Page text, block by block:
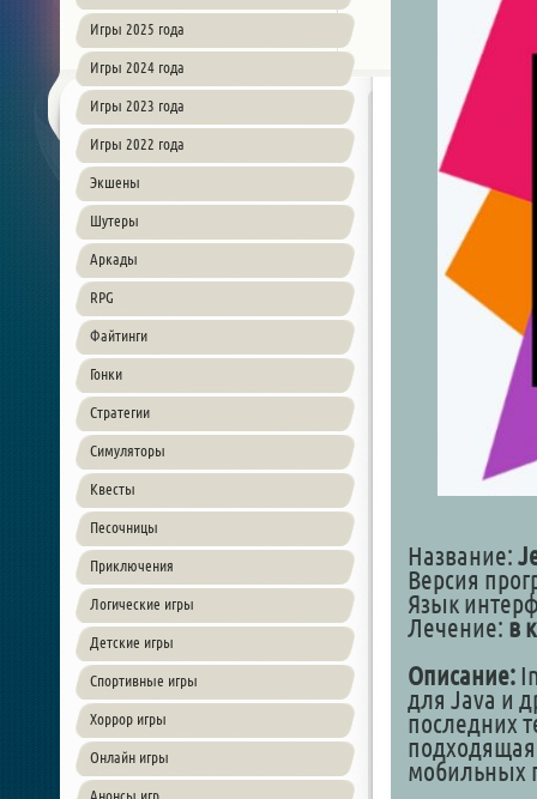
Игры 2025 года
Игры 2024 года
Игры 2023 года
Игры 2022 года
Экшены
Шутеры
Аркады
RPG
Файтинги
Гонки
Стратегии
Симуляторы
Квесты
Песочницы
Приключения
Логические игры
Детские игры
Спортивные игры
Хоррор игры
Онлайн игры
Анонсы игр
Название:
Версия
Язык
Лечение: в
Описание:
для Java и
последних
мобильных